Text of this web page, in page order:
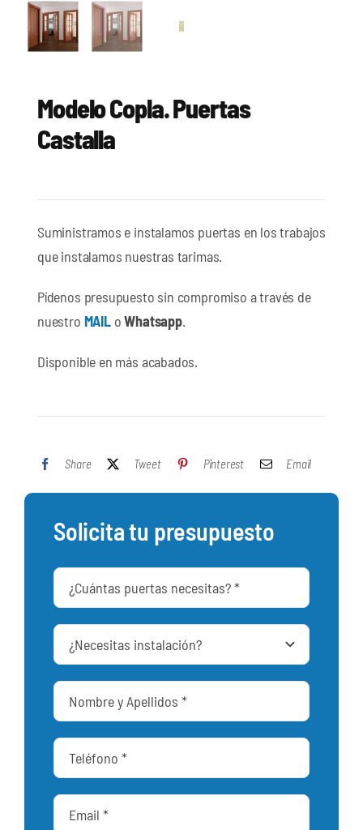
Modelo Copla. Puertas
Castalla
Suministramos e instalamos puertas en los trabajos
que instalamos nuestras tarimas.
Pídenos presupuesto sin compromiso a través de
nuestro MAIL oWhatsapp.
Disponible en más acabados.
Share Tweet Pinterest Email
Solicita tu presupuesto